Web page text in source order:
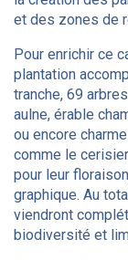
et des zones de
Pour enrichir ce
plantation
tranche, 69
aulne, érable
ou encore
comme le
pour leur
graphique. Au
viendront
biodiversité et